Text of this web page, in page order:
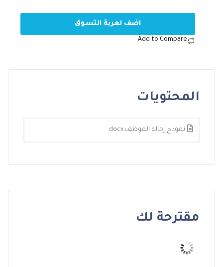
اضف لعربة التسوق
Add to Compare
المحتويات
نموذج إحالة الموظف.docx
مقترحة لك